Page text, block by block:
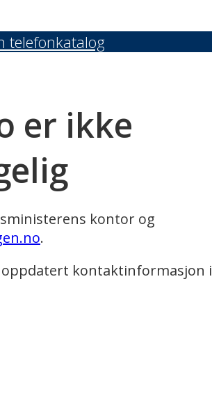
telefonkatalog
er ikke
kontor og
.
kontaktinformasjon i